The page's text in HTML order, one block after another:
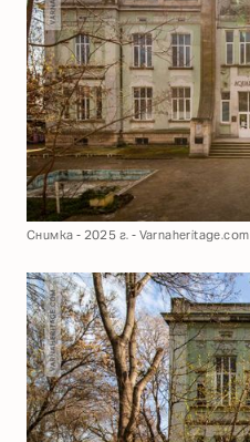
Снимка - 2025 г. - Varnaheritage.com